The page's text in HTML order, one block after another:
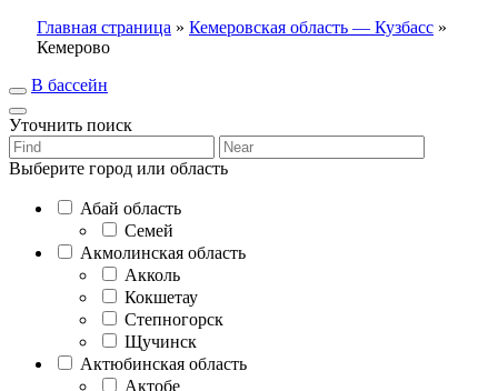
Главная страница » Кемеровская область — Кузбасс »
Кемерово
В бассейн
Уточнить поиск
Выберите город или область
Абай область
Семей
Акмолинская область
Акколь
Кокшетау
Степногорск
Щучинск
Актюбинская область
Актобе